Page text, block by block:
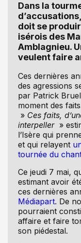
Dans la
doit se
isérois des
Amblagnieu.
veulent faire
Ces dernières
des agressions
par Patrick
moment des
» Ces faits,
interpeller»
l’Isère qui
et qui relayent
tournée du
Ce jeudi 7 mai,
estimant avoir
ces dernières
Médiapart. De
pourraient
affaire et faire
son piédestal.